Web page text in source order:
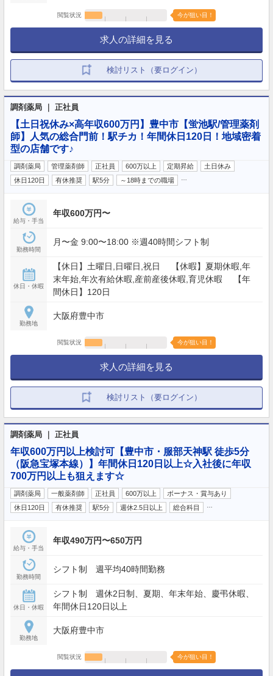
閲覧状況 今が狙い目！
求人の詳細を見る
検討リスト（要ログイン）
調剤薬局 ｜ 正社員
【土日祝休み×高年収600万円】豊中市【蛍池駅/管理薬剤
師】人気の総合門前！駅チカ！年間休日120日！地域密着
型の店舗です♪
調剤薬局 管理薬剤師 正社員 600万以上 定期昇給
土日休み
休日120日
有休推奨 駅5分 ～18時までの職場
給与・手当
年収600万円〜
勤務時間
月〜金 9:00〜18:00 ※週40時間シフト制
休日・休暇
【休日】土曜日,日曜日,祝日 【休暇】夏期休暇,年
末年始,年次有給休暇,産前産後休暇,育児休暇 【年
間休日】120日
勤務地
大阪府豊中市
閲覧状況 今が狙い目！
求人の詳細を見る
検討リスト（要ログイン）
調剤薬局 ｜ 正社員
年収600万円以上検討可【豊中市・服部天神駅 徒歩5分
（阪急宝塚本線）】年間休日120日以上☆入社後に年収
700万円以上も狙えます☆
調剤薬局 一般薬剤師 正社員 600万以上
ボーナス・賞与あり
休日120日
有休推奨 駅5分 週休2.5日以上 総合科目
給与・手当
年収490万円〜650万円
勤務時間
シフト制 週平均40時間勤務
休日・休暇
シフト制 週休2日制、夏期、年末年始、慶弔休暇、
年間休日120日以上
勤務地
大阪府豊中市
閲覧状況 今が狙い目！